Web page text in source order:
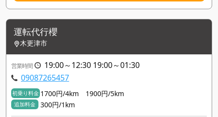
運転代行櫻
木更津市
営業時間
19:00～12:30 19:00～01:30
09087265457
初乗り料金 1700円/4km 1900円/5km
追加料金 300円/1km